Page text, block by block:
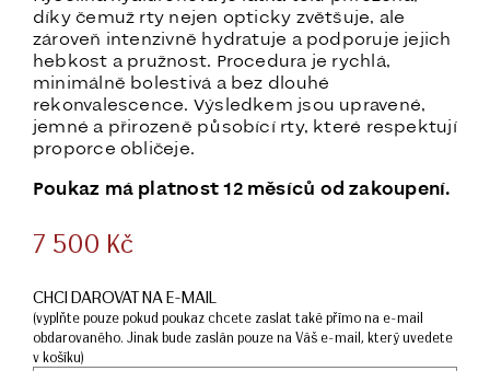
díky čemuž rty nejen opticky zvětšuje, ale
zároveň intenzivně hydratuje a podporuje jejich
hebkost a pružnost. Procedura je rychlá,
minimálně bolestivá a bez dlouhé
rekonvalescence. Výsledkem jsou upravené,
jemné a přirozeně působící rty, které respektují
proporce obličeje.
Poukaz má platnost 12 měsíců od zakoupení.
7 500 Kč
CHCI DAROVAT NA E-MAIL
(vyplňte pouze pokud poukaz chcete zaslat také přímo na e-mail
obdarovaného. Jinak bude zaslán pouze na Váš e-mail, který uvedete
v košíku)